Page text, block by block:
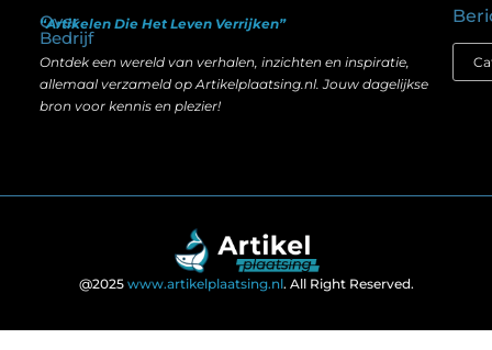
Over
Bedrijf
“Artikelen Die Het Leven Verrijken”
Ontdek een wereld van verhalen, inzichten en inspiratie,
allemaal verzameld op Artikelplaatsing.nl. Jouw dagelijkse
bron voor kennis en plezier!
@2025 www.artikelplaatsing.nl. All Right Reserved.